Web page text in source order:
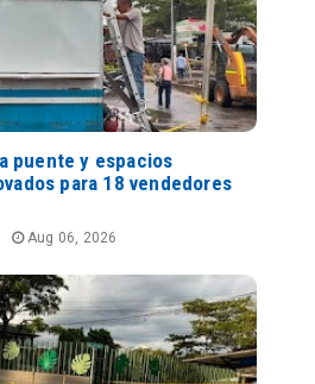
puente y espacios
para 18 vendedores
Aug 06, 2026